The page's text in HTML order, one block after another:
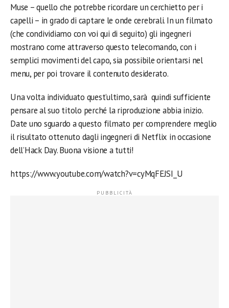
Muse – quello che potrebbe ricordare un cerchietto per i
capelli – in grado di captare le onde cerebrali. In un filmato
(che condividiamo con voi qui di seguito) gli ingegneri
mostrano come attraverso questo telecomando, con i
semplici movimenti del capo, sia possibile orientarsi nel
menu, per poi trovare il contenuto desiderato.
Una volta individuato quest’ultimo, sarà quindi sufficiente
pensare al suo titolo perché la riproduzione abbia inizio.
Date uno sguardo a questo filmato per comprendere meglio
il risultato ottenuto dagli ingegneri di Netflix in occasione
dell’Hack Day. Buona visione a tutti!
https://www.youtube.com/watch?v=cyMqFEJSI_U